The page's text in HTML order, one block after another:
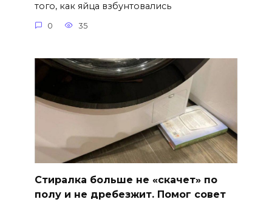
того, как яйца взбунтовались
0 35
Стиралка больше не «скачет» по
полу и не дребезжит. Помог совет